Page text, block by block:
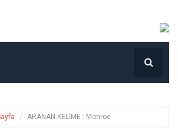
ARANAN KELİME : Monroe